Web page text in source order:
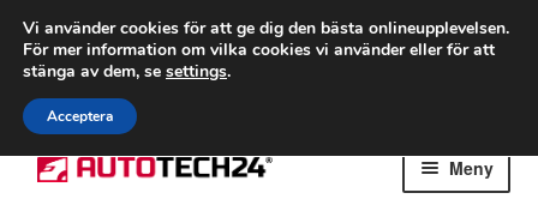
FRAKT från 75 kr
Världsomspännande frakt
Ring 766 924 713
Hoppa
till
Hoppa
till
Meny
Vi använder cookies för att ge dig den bästa onlineupplevelsen.
För mer information om vilka cookies vi använder eller för att
stänga av dem, se settings.
Acceptera